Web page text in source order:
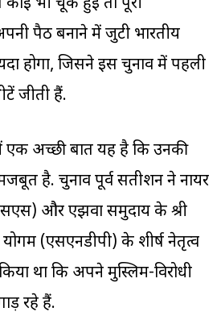
पैठ बनाने में जुटी भारतीय
होगा, जिसने इस चुनाव में पहली
जीती हैं.
एक अच्छी बात यह है कि उनकी
है. चुनाव पूर्व सतीशन ने नायर
और एझवा समुदाय के श्री
योगम (एसएनडीपी) के शीर्ष नेतृत्व
था कि अपने मुस्लिम-विरोधी
रहे हैं.